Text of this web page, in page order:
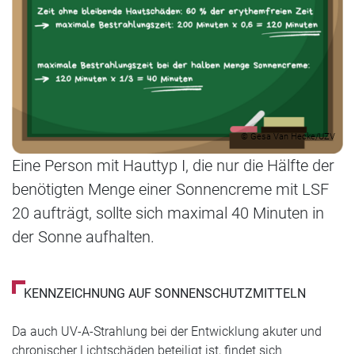
© Gesa Van Hecke/UZV
Eine Person mit Hauttyp I, die nur die Hälfte der
benötigten Menge einer Sonnencreme mit LSF
20 aufträgt, sollte sich maximal 40 Minuten in
der Sonne aufhalten.
KENNZEICHNUNG AUF SONNENSCHUTZMITTELN
Da auch UV-A-Strahlung bei der Entwicklung akuter und
chronischer Lichtschäden beteiligt ist, findet sich